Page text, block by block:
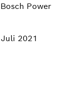
Power
2021